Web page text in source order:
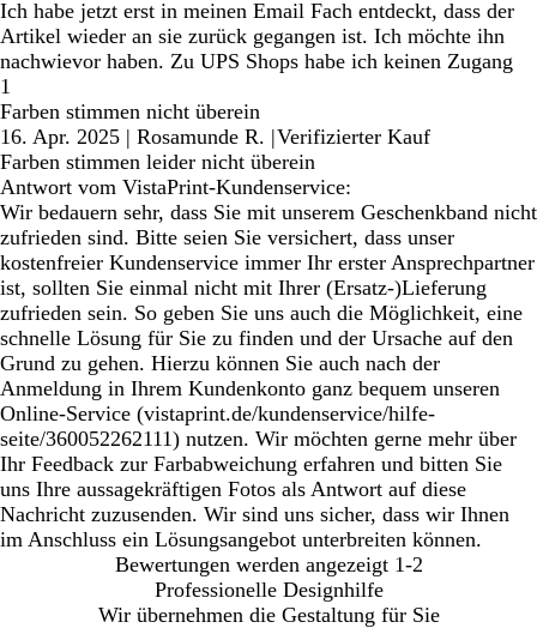
Ich habe jetzt erst in meinen Email Fach entdeckt, dass der
Artikel wieder an sie zurück gegangen ist. Ich möchte ihn
nachwievor haben. Zu UPS Shops habe ich keinen Zugang
1
Farben stimmen nicht überein
16. Apr. 2025 | Rosamunde R. |Verifizierter Kauf
Farben stimmen leider nicht überein
Antwort vom VistaPrint-Kundenservice:
Wir bedauern sehr, dass Sie mit unserem Geschenkband nicht
zufrieden sind. Bitte seien Sie versichert, dass unser
kostenfreier Kundenservice immer Ihr erster Ansprechpartner
ist, sollten Sie einmal nicht mit Ihrer (Ersatz-)Lieferung
zufrieden sein. So geben Sie uns auch die Möglichkeit, eine
schnelle Lösung für Sie zu finden und der Ursache auf den
Grund zu gehen. Hierzu können Sie auch nach der
Anmeldung in Ihrem Kundenkonto ganz bequem unseren
Online-Service (vistaprint.de/kundenservice/hilfe-
seite/360052262111) nutzen. Wir möchten gerne mehr über
Ihr Feedback zur Farbabweichung erfahren und bitten Sie
uns Ihre aussagekräftigen Fotos als Antwort auf diese
Nachricht zuzusenden. Wir sind uns sicher, dass wir Ihnen
im Anschluss ein Lösungsangebot unterbreiten können.
Bewertungen werden angezeigt 1-2
Professionelle Designhilfe
Wir übernehmen die Gestaltung für Sie